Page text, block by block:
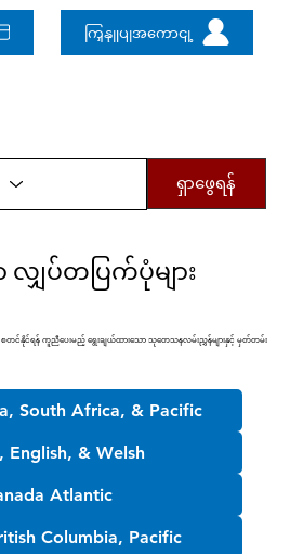
ကြှနျုပျအကောငျ့
ရှာဖွေရန်
ျှပ်တပြက်ပုံများ
နိုင်ရန် ကူညီပေးမည့် ရွေးချယ်ထားသော သုတေသနလမ်းညွှန်များနှင့် မှတ်တမ်း
South Africa, & Pacific
English, & Welsh
Atlantic
Columbia, Pacific